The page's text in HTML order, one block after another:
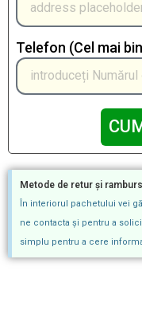
Telefon (Cel mai
Metode de retur și
În interiorul pachetului vei
ne contacta și pentru a
simplu pentru a cere